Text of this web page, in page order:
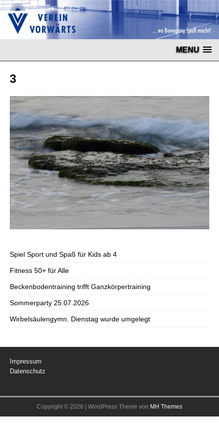
MENU
3
Spiel Sport und Spaß für Kids ab 4
Fitness 50+ für Alle
Beckenbodentraining trifft Ganzkörpertraining
Sommerparty 25.07.2026
Wirbelsäulengymn. Dienstag wurde umgelegt
Impressum
Datenschutz
Copyright © 2026 | WordPress Theme von MH Themes